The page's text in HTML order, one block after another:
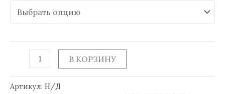
В КОРЗИНУ
Артикул: Н/Д